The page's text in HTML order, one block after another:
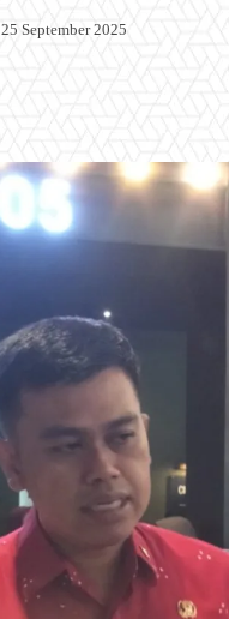
25 September 2025